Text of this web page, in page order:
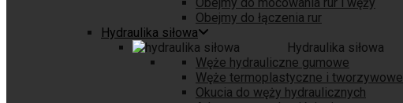
Obejmy do łączenia rur
Hydraulika siłowa
Hydraulika siłowa
Węże hydrauliczne gumowe
Węże termoplastyczne i tworzywowe
Okucia do węży hydraulicznych